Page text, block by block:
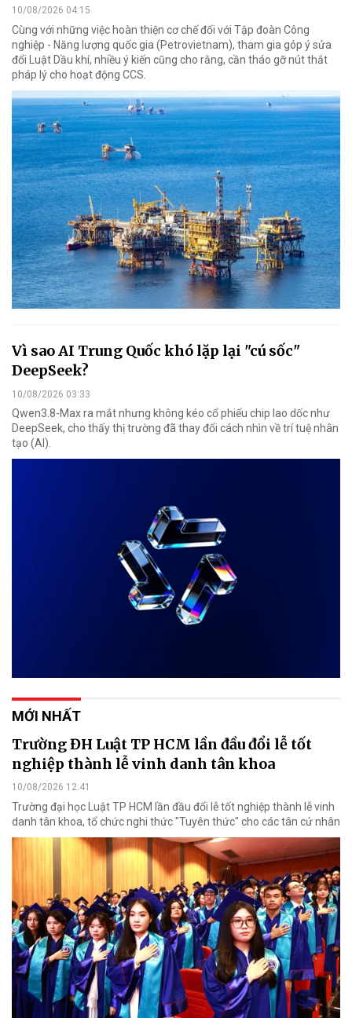
10/08/2026 04:15
Cùng với những việc hoàn thiện cơ chế đối với Tập đoàn Công
nghiệp - Năng lượng quốc gia (Petrovietnam), tham gia góp ý sửa
đổi Luật Dầu khí, nhiều ý kiến cũng cho rằng, cần tháo gỡ nút thắt
pháp lý cho hoạt động CCS.
Vì sao AI Trung Quốc khó lặp lại "cú sốc"
DeepSeek?
10/08/2026 03:33
Qwen3.8-Max ra mắt nhưng không kéo cổ phiếu chip lao dốc như
DeepSeek, cho thấy thị trường đã thay đổi cách nhìn về trí tuệ nhân
tạo (AI).
MỚI NHẤT
Trường ĐH Luật TP HCM lần đầu đổi lễ tốt
nghiệp thành lễ vinh danh tân khoa
10/08/2026 12:41
Trường đại học Luật TP HCM lần đầu đổi lễ tốt nghiệp thành lễ vinh
danh tân khoa, tổ chức nghi thức "Tuyên thức" cho các tân cử nhân